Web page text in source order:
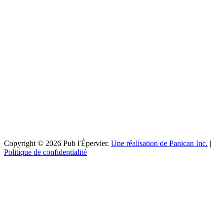
Copyright © 2026 Pub l'Épervier. Une réalisation de Panican Inc. |
Politique de confidentialité